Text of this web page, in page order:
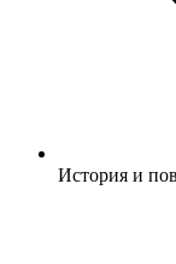
История и